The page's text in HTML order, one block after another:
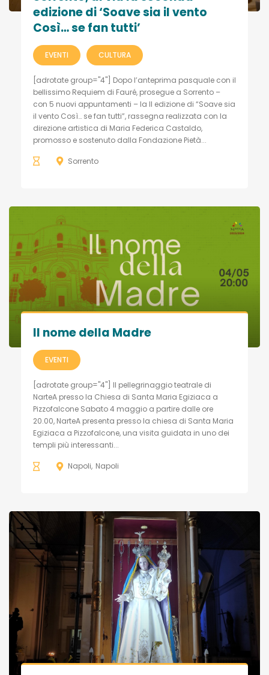
edizione di ‘Soave sia il vento
Così… se fan tutti’
EVENTI CULTURA
[adrotate group="4"] Dopo l’anteprima pasquale con il
bellissimo Requiem di Fauré, prosegue a Sorrento –
con 5 nuovi appuntamenti – la II edizione di “Soave sia
il vento Così… se fan tutti”, rassegna realizzata con la
direzione artistica di Maria Federica Castaldo,
promosso e sostenuto dalla Fondazione Pietà...
Sorrento
Il nome della Madre
EVENTI
[adrotate group="4"] Il pellegrinaggio teatrale di
NarteA presso la Chiesa di Santa Maria Egiziaca a
Pizzofalcone Sabato 4 maggio a partire dalle ore
20.00, NarteA presenta presso la chiesa di Santa Maria
Egiziaca a Pizzofalcone, una visita guidata in uno dei
templi più interessanti...
Napoli Napoli